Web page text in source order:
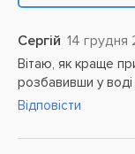
Сергій 14 грудня
Вітаю, як краще
розбавивши у воді
Відповісти